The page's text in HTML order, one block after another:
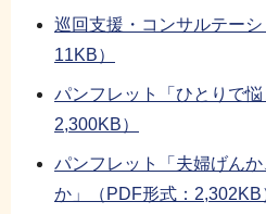
巡回支援・コンサルテー
11KB）
パンフレット「ひとりで
2,300KB）
パンフレット「夫婦げん
か」（PDF形式：2,302KB